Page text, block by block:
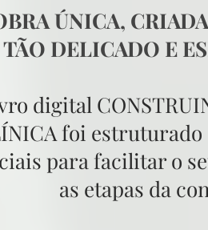
ÚNICA,
TÃO DELICADO E
digital
foi estruturado
para facilitar o
as etapas da